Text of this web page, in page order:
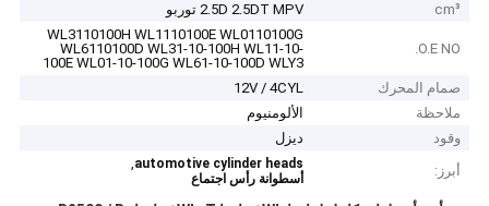
cm³
2.5D 2.5DT MPV توربو
O.E NO.
WL3110100H WL1110100E WL0110100G
WL6110100D WL31-10-100H WL11-10-
100E WL01-10-100G WL61-10-100D WLY3
صمام المحرك
12V / 4CYL
ملاحظة
الألومنيوم
وقود
ديزل
أبرز:
automotive cylinder heads
,
أسطوانة رأس اجتماع